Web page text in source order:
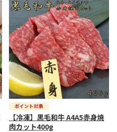
【冷凍】黒毛和牛 A4A5赤身焼
肉カット400g